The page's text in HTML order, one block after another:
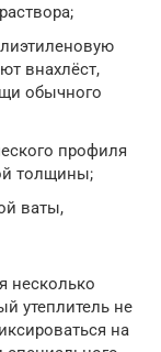
внахлёст,
обычного
профиля
толщины;
ваты,
несколько
утеплитель не
на